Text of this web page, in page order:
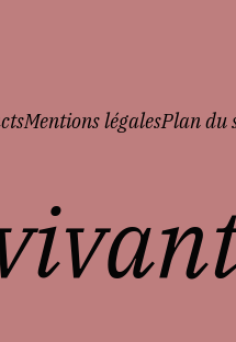
Mentions légalesPlan du